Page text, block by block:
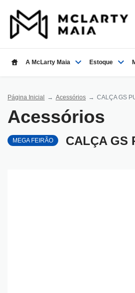
A McLarty Maia Estoque
Página Inicial Acessórios CALÇA GS
Acessórios
MEGA FEIRÃO CALÇA GS